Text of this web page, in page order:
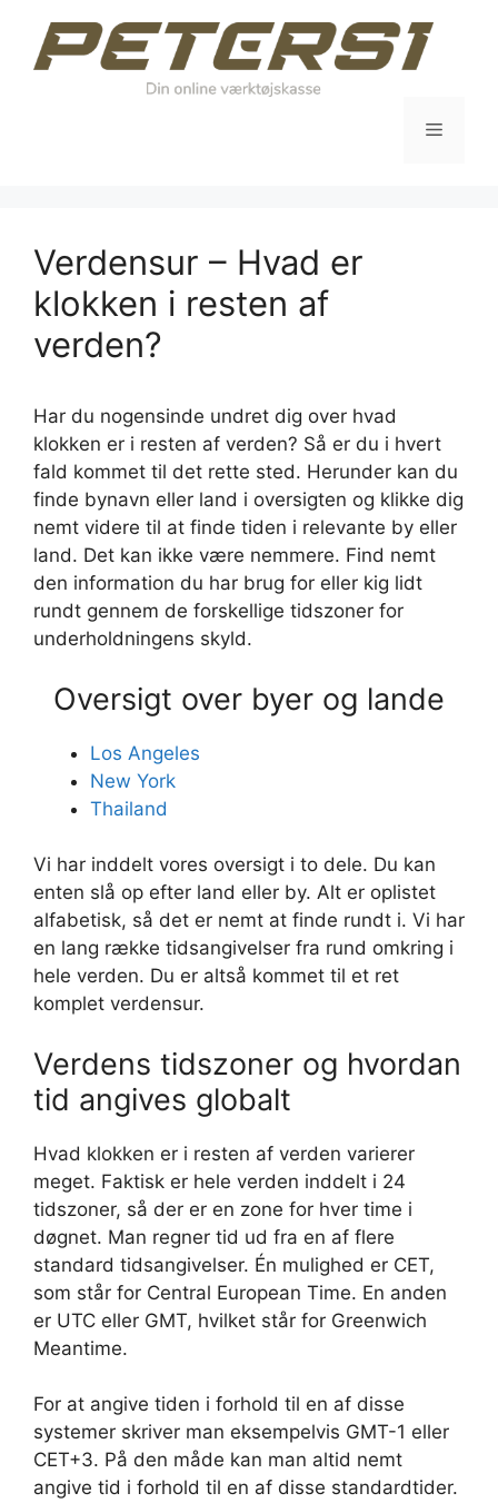
indhold
Menu
Verdensur – Hvad er
klokken i resten af
verden?
Har du nogensinde undret dig over hvad
klokken er i resten af verden? Så er du i hvert
fald kommet til det rette sted. Herunder kan du
finde bynavn eller land i oversigten og klikke dig
nemt videre til at finde tiden i relevante by eller
land. Det kan ikke være nemmere. Find nemt
den information du har brug for eller kig lidt
rundt gennem de forskellige tidszoner for
underholdningens skyld.
Oversigt over byer og lande
Los Angeles
New York
Thailand
Vi har inddelt vores oversigt i to dele. Du kan
enten slå op efter land eller by. Alt er oplistet
alfabetisk, så det er nemt at finde rundt i. Vi har
en lang række tidsangivelser fra rund omkring i
hele verden. Du er altså kommet til et ret
komplet verdensur.
Verdens tidszoner og hvordan
tid angives globalt
Hvad klokken er i resten af verden varierer
meget. Faktisk er hele verden inddelt i 24
tidszoner, så der er en zone for hver time i
døgnet. Man regner tid ud fra en af flere
standard tidsangivelser. Én mulighed er CET,
som står for Central European Time. En anden
er UTC eller GMT, hvilket står for Greenwich
Meantime.
For at angive tiden i forhold til en af disse
systemer skriver man eksempelvis GMT-1 eller
CET+3. På den måde kan man altid nemt
angive tid i forhold til en af disse standardtider.